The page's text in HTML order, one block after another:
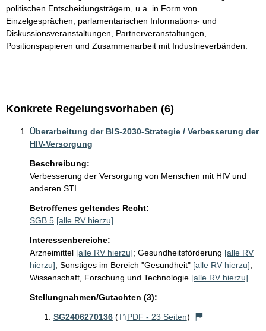
politischen Entscheidungsträgern, u.a. in Form von
Einzelgesprächen, parlamentarischen Informations- und
Diskussionsveranstaltungen, Partnerveranstaltungen,
Positionspapieren und Zusammenarbeit mit Industrieverbänden.
Konkrete Regelungsvorhaben (6)
Überarbeitung der BIS-2030-Strategie / Verbesserung der
HIV-Versorgung
Beschreibung:
Verbesserung der Versorgung von Menschen mit HIV und
anderen STI
Betroffenes geltendes Recht:
SGB 5 [alle RV hierzu]
Interessenbereiche:
Arzneimittel [alle RV hierzu]; Gesundheitsförderung [alle RV
hierzu]; Sonstiges im Bereich "Gesundheit" [alle RV hierzu];
Wissenschaft, Forschung und Technologie [alle RV hierzu]
Stellungnahmen/Gutachten (3):
SG2406270136 ( PDF - 23 Seiten)